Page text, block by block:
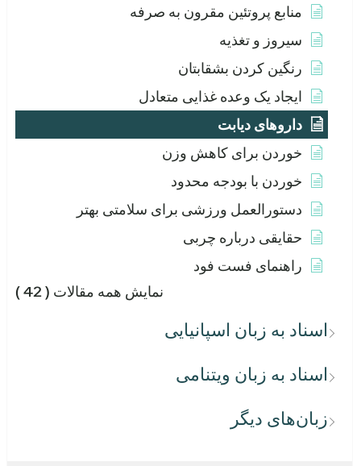
منابع پروتئین مقرون به صرفه
سیروز و تغذیه
رنگین کردن بشقابتان
ایجاد یک وعده غذایی متعادل
داروهای دیابت
خوردن برای کاهش وزن
خوردن با بودجه محدود
دستورالعمل ورزشی برای سلامتی بهتر
حقایقی درباره چربی
راهنمای فست فود
نمایش همه مقالات ( 42 )
اسناد به زبان اسپانیایی
اسناد به زبان ویتنامی
زبان‌های دیگر